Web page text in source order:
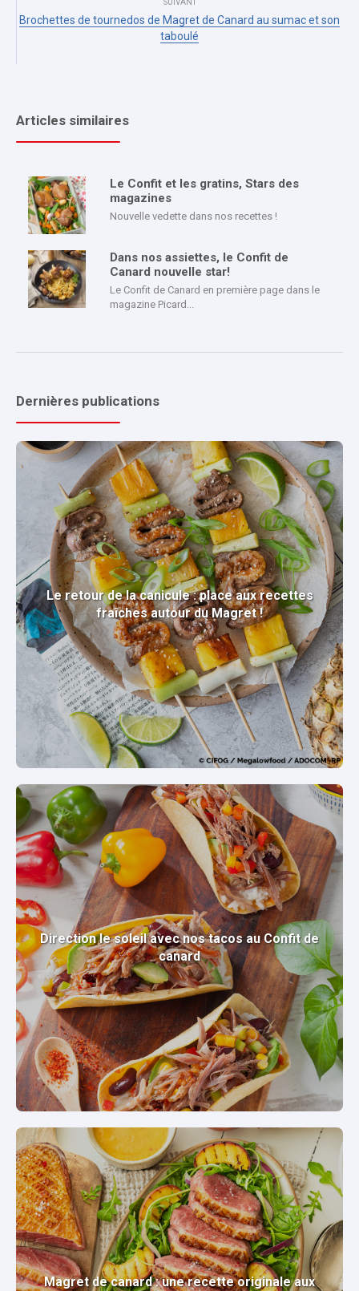
SUIVANT
Brochettes de tournedos de Magret de Canard au sumac et son
taboulé
Articles similaires
Le Confit et les gratins, Stars des
magazines
Nouvelle vedette dans nos recettes !
Dans nos assiettes, le Confit de
Canard nouvelle star!
Le Confit de Canard en première page dans le
magazine Picard...
Dernières publications
Le retour de la canicule : place aux recettes
fraîches autour du Magret !
Direction le soleil avec nos tacos au Confit de
canard
Magret de canard : une recette originale aux